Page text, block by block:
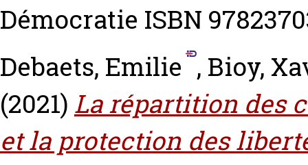
Démocratie ISBN
Debaets, Emilie , Bioy,
(2021) La répartition des
et la protection des